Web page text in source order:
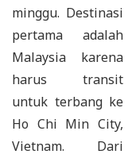
minggu. Destinasi
pertama adalah
Malaysia karena
harus transit
untuk terbang ke
Ho Chi Min City,
Vietnam. Dari